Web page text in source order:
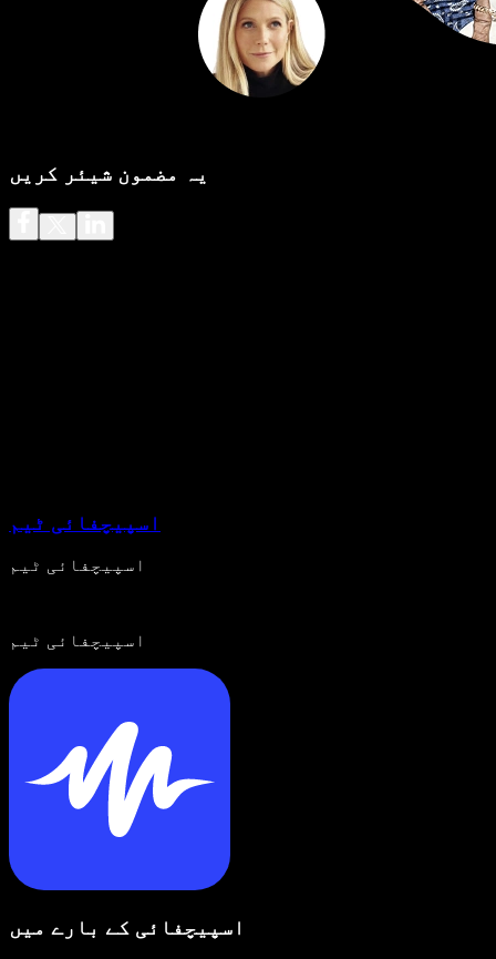
یہ مضمون شیئر کریں
اسپیچفائی ٹیم
اسپیچفائی ٹیم
اسپیچفائی ٹیم
اسپیچفائی کے بارے میں